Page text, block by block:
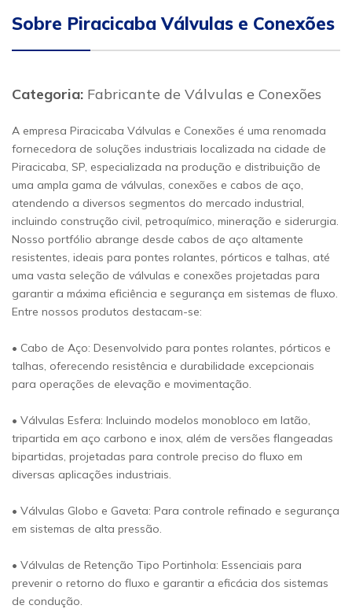
Sobre Piracicaba Válvulas e Conexões
Categoria: Fabricante de Válvulas e Conexões
A empresa Piracicaba Válvulas e Conexões é uma renomada
fornecedora de soluções industriais localizada na cidade de
Piracicaba, SP, especializada na produção e distribuição de
uma ampla gama de válvulas, conexões e cabos de aço,
atendendo a diversos segmentos do mercado industrial,
incluindo construção civil, petroquímico, mineração e siderurgia.
Nosso portfólio abrange desde cabos de aço altamente
resistentes, ideais para pontes rolantes, pórticos e talhas, até
uma vasta seleção de válvulas e conexões projetadas para
garantir a máxima eficiência e segurança em sistemas de fluxo.
Entre nossos produtos destacam-se:
• Cabo de Aço: Desenvolvido para pontes rolantes, pórticos e
talhas, oferecendo resistência e durabilidade excepcionais
para operações de elevação e movimentação.
• Válvulas Esfera: Incluindo modelos monobloco em latão,
tripartida em aço carbono e inox, além de versões flangeadas
bipartidas, projetadas para controle preciso do fluxo em
diversas aplicações industriais.
• Válvulas Globo e Gaveta: Para controle refinado e segurança
em sistemas de alta pressão.
• Válvulas de Retenção Tipo Portinhola: Essenciais para
prevenir o retorno do fluxo e garantir a eficácia dos sistemas
de condução.